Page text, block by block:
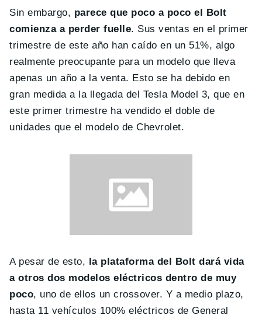
Sin embargo, parece que poco a poco el Bolt
comienza a perder fuelle. Sus ventas en el primer
trimestre de este año han caído en un 51%, algo
realmente preocupante para un modelo que lleva
apenas un año a la venta. Esto se ha debido en
gran medida a la llegada del Tesla Model 3, que en
este primer trimestre ha vendido el doble de
unidades que el modelo de Chevrolet.
A pesar de esto,
la plataforma del Bolt dará vida
a otros dos modelos eléctricos dentro de muy
poco, uno de ellos un crossover. Y a medio plazo,
hasta 11 vehículos 100% eléctricos de General